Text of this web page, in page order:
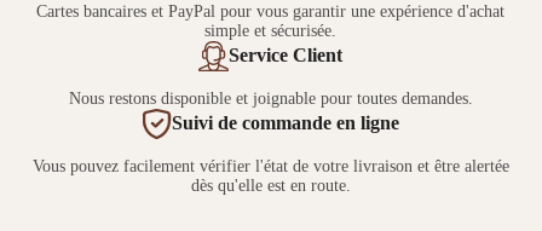
Cartes bancaires et PayPal pour vous garantir une expérience d'achat
simple et sécurisée.
Service Client
Nous restons disponible et joignable pour toutes demandes.
Suivi de commande en ligne
Vous pouvez facilement vérifier l'état de votre livraison et être alertée
dès qu'elle est en route.